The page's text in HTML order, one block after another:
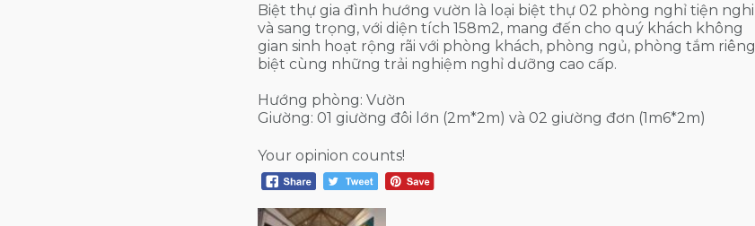
Biệt thự gia đình hướng vườn là loại biệt thự 02 phòng nghỉ tiện nghi
và sang trọng, với diện tích 158m2, mang đến cho quý khách không
gian sinh hoạt rộng rãi với phòng khách, phòng ngủ, phòng tắm riêng
biệt cùng những trải nghiệm nghỉ dưỡng cao cấp.
Hướng phòng: Vườn
Giường: 01 giường đôi lớn (2m*2m) và 02 giường đơn (1m6*2m)
Your opinion counts!